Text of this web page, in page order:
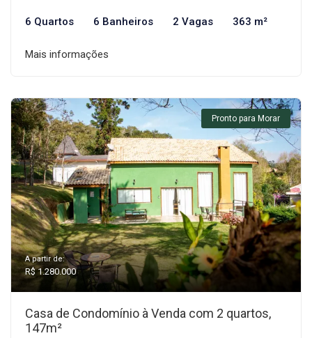
6 Quartos 6 Banheiros 2 Vagas 363 m²
Mais informações
Pronto para Morar
A partir de:
R$ 1.280.000
Casa de Condomínio à Venda com 2 quartos,
147m²